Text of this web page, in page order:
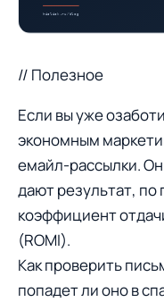
// Полезное
Если вы уже
экономным
емайл-рассылки.
дают результат,
коэффициент
(ROMI).
Как проверить
попадет ли оно в